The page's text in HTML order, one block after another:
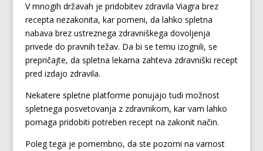
V mnogih državah je pridobitev zdravila Viagra brez
recepta nezakonita, kar pomeni, da lahko spletna
nabava brez ustreznega zdravniškega dovoljenja
privede do pravnih težav. Da bi se temu izognili, se
prepričajte, da spletna lekarna zahteva zdravniški recept
pred izdajo zdravila.
Nekatere spletne platforme ponujajo tudi možnost
spletnega posvetovanja z zdravnikom, kar vam lahko
pomaga pridobiti potreben recept na zakonit način.
Poleg tega je pomembno, da ste pozorni na varnost